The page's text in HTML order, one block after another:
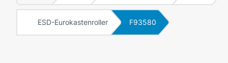
ESD-Eurokastenroller F93580